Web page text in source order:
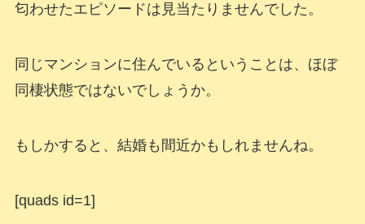
匂わせたエピソードは見当たりませんでした。
同じマンションに住んでいるということは、ほぼ
同棲状態ではないでしょうか。
もしかすると、結婚も間近かもしれませんね。
[quads id=1]